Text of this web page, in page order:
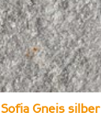
Sofia Gneis silber